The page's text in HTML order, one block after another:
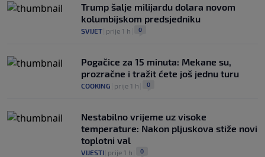
Trump šalje milijardu dolara novom
kolumbijskom predsjedniku
SVIJET prije 1 h 0
Pogačice za 15 minuta: Mekane su,
prozračne i tražit ćete još jednu turu
COOKING prije 1 h 0
Nestabilno vrijeme uz visoke
temperature: Nakon pljuskova stiže novi
toplotni val
VIJESTI prije 1 h 0